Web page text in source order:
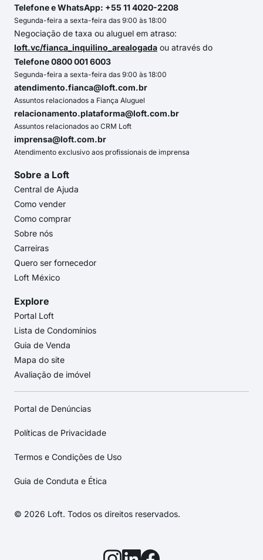
Telefone e WhatsApp: +55 11 4020-2208
Segunda-feira a sexta-feira das 9:00 às 18:00
Negociação de taxa ou aluguel em atraso:
loft.vc/fianca_inquilino_arealogada ou através do
Telefone 0800 001 6003
Segunda-feira a sexta-feira das 9:00 às 18:00
atendimento.fianca@loft.com.br
Assuntos relacionados a Fiança Aluguel
relacionamento.plataforma@loft.com.br
Assuntos relacionados ao CRM Loft
imprensa@loft.com.br
Atendimento exclusivo aos profissionais de imprensa
Sobre a Loft
Central de Ajuda
Como vender
Como comprar
Sobre nós
Carreiras
Quero ser fornecedor
Loft México
Explore
Portal Loft
Lista de Condomínios
Guia de Venda
Mapa do site
Avaliação de imóvel
Portal de Denúncias
Políticas de Privacidade
Termos e Condições de Uso
Guia de Conduta e Ética
© 2026 Loft. Todos os direitos reservados.